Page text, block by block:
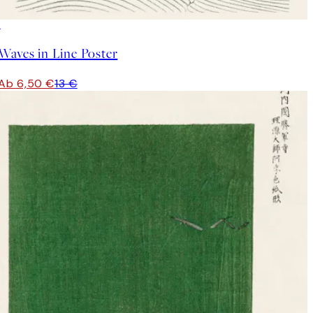
in Line Poster
6,50 €13 €